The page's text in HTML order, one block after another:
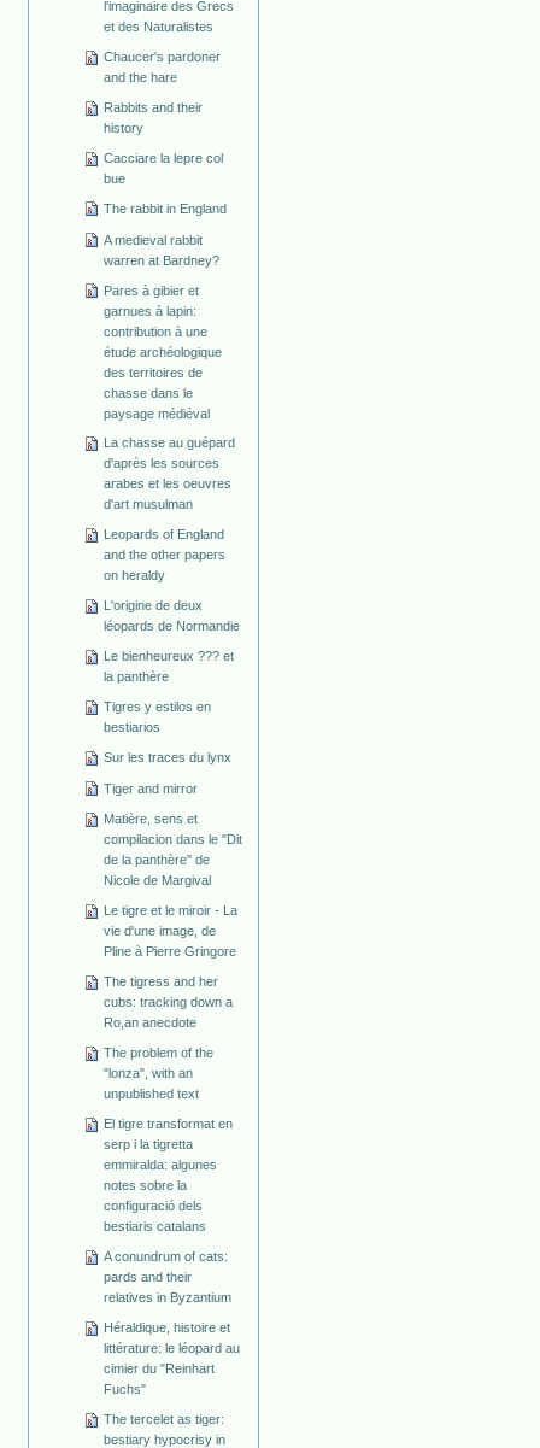
l'imaginaire des Grecs
et des Naturalistes
Chaucer's pardoner
and the hare
Rabbits and their
history
Cacciare la lepre col
bue
The rabbit in England
A medieval rabbit
warren at Bardney?
Pares à gibier et
garnues à lapin:
contribution à une
étude archéologique
des territoires de
chasse dans le
paysage médiéval
La chasse au guépard
d'après les sources
arabes et les oeuvres
d'art musulman
Leopards of England
and the other papers
on heraldy
L'origine de deux
léopards de Normandie
Le bienheureux ??? et
la panthère
Tigres y estilos en
bestiarios
Sur les traces du lynx
Tiger and mirror
Matière, sens et
compilacion dans le "Dit
de la panthère" de
Nicole de Margival
Le tigre et le miroir - La
vie d'une image, de
Pline à Pierre Gringore
The tigress and her
cubs: tracking down a
Ro,an anecdote
The problem of the
"lonza", with an
unpublished text
El tigre transformat en
serp i la tigretta
emmiralda: algunes
notes sobre la
configuració dels
bestiaris catalans
A conundrum of cats:
pards and their
relatives in Byzantium
Héraldique, histoire et
littérature: le léopard au
cimier du "Reinhart
Fuchs"
The tercelet as tiger:
bestiary hypocrisy in